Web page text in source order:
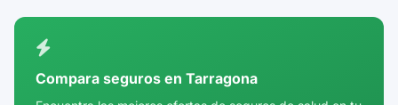
Córdoba
Cuenca
Compara seguros en Tarragona